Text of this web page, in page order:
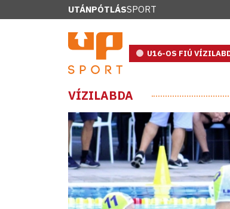
UTÁNPÓTLÁSSPORT
U16-OS FIÚ
VÍZILABDA